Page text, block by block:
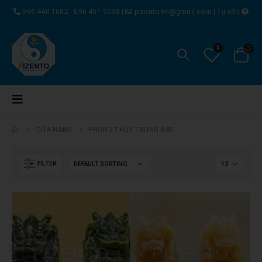
096 440 1682 - 096 451 9258 pizento.vn@gmail.com |Tư vấn
0
FILTER